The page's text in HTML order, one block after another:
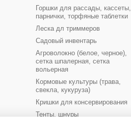
Горшки для рассады, кассеты,
парнички, торфяные таблетки
Леска дл триммеров
Садовый инвентарь
Агроволокно (белое, черное),
сетка шпалерная, сетка
вольерная
Кормовые культуры (трава,
свекла, кукуруза)
Кришки для консервирования
Тенты, шнуры